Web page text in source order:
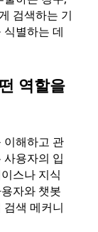
검색하는 기
별하는 데
역할을
이해하고 관
용자의 입
스나 지식
자와 챗봇
색 메커니